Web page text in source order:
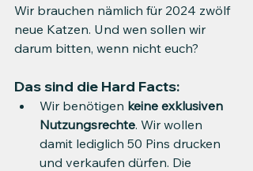
Wir brauchen nämlich für 2024 zwölf
neue Katzen. Und wen sollen wir
darum bitten, wenn nicht euch?
Das sind die Hard Facts:
Wir benötigen keine exklusiven
Nutzungsrechte. Wir wollen
damit lediglich 50 Pins drucken
und verkaufen dürfen. Die